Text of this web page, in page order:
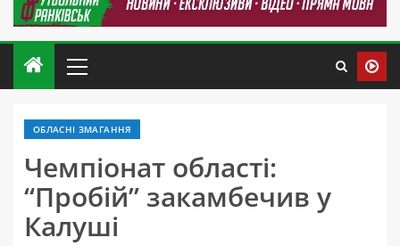
ОБЛАСНІ ЗМАГАННЯ
Чемпіонат області:
“Пробій” закамбечив у
Калуші